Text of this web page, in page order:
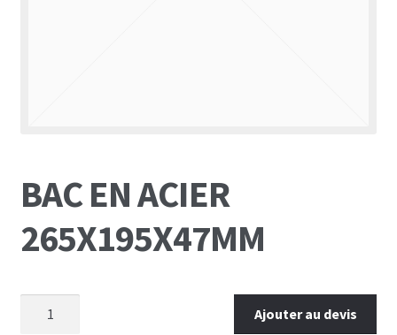
BAC EN ACIER
265X195X47MM
Ajouter au devis